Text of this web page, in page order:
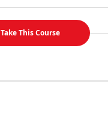
Take This Course